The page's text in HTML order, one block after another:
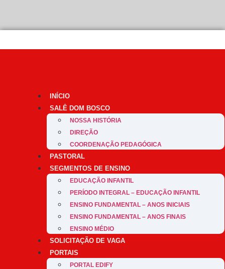
INÍCIO
SALÊ DOM BOSCO
NOSSA HISTÓRIA
DIREÇÃO
COORDENAÇÃO PEDAGÓGICA
PASTORAL
SEGMENTOS DE ENSINO
EDUCAÇÃO INFANTIL
PERÍODO INTEGRAL – EDUCAÇÃO INFANTIL
ENSINO FUNDAMENTAL – ANOS INICIAIS
ENSINO FUNDAMENTAL – ANOS FINAIS
ENSINO MÉDIO
SOLICITAÇÃO DE VAGA
PORTAIS
PORTAL EDIFY